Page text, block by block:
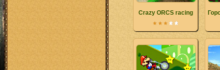
Crazy ORCS racing